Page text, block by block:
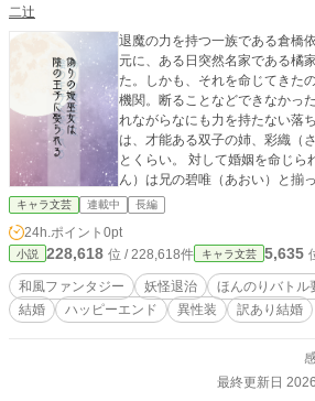
二辻
退魔の力を持つ一族である倉
元に、ある日突然名家である橘
た。しかも、それを命じてきた
機関。断ることなどできなかった。 依織は退魔の一族に
れながらなにも力を持たない落
は、才能ある双子の姉、彩織（
とくらい。 対して婚姻を命じ
ん）は兄の碧唯（あおい）と揃
鋭部隊『鎮妖寮（ちんようりょ
兄弟の弟だった。 どう考えても
は、紫苑と結婚できない理由も
その身に宿して生まれてきた紫
るようで、この婚姻を喜んで受け入れて
カップルが誕生したことを、依
い男装女子×自分に自信のない女
話を連載中ですが、アルファポ
キャラ文芸 連載中 長編
24h.ポイント 0pt
小説 228,618 位 / 228,618件 キャラ文芸 5,635
和風ファンタジー 妖怪退治 ほんのりバトル
結婚
ハッピーエンド 異性装 訳あり結婚
最終更新日